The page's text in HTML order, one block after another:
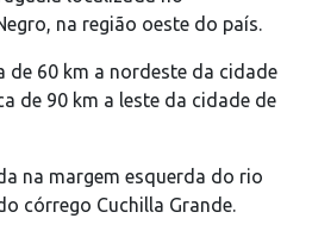
na região oeste do país.
de 60 km a nordeste da cidade
de 90 km a leste da cidade de
na margem esquerda do rio
córrego Cuchilla Grande.